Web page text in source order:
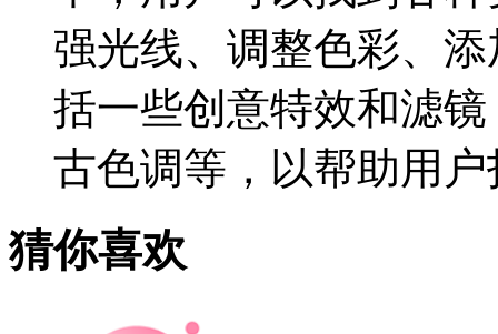
强光线、调整色彩、
括一些创意特效和滤
古色调等，以帮助用
猜你喜欢